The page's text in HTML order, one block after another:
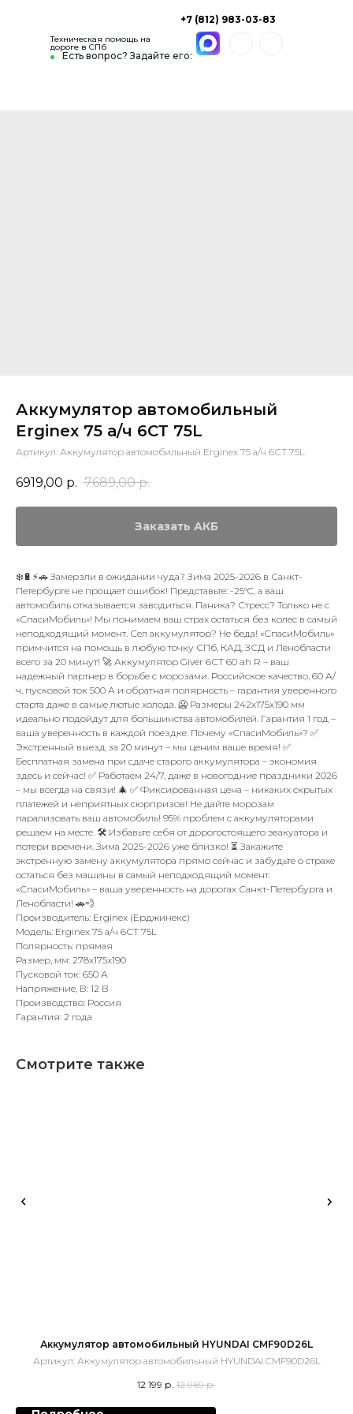
Есть вопрос? Задайте его:
+7 (812) 983-03-83
Техническая помощь на
дороге в СПб
Аккумулятор автомобильный
Erginex 75 а/ч 6СТ 75L
Артикул: Аккумулятор автомобильный Erginex 75 а/ч 6СТ 75L
6919,00 р. 7689,00 р.
Заказать АКБ
❄️🔋⚡🚗 Замерзли в ожидании чуда? Зима 2025-2026 в Санкт-
Петербурге не прощает ошибок! Представьте: -25°C, а ваш
автомобиль отказывается заводиться. Паника? Стресс? Только не с
«СпасиМобиль»! Мы понимаем ваш страх остаться без колес в самый
неподходящий момент. Сел аккумулятор? Не беда! «СпасиМобиль»
примчится на помощь в любую точку СПб, КАД, ЗСД и Ленобласти
всего за 20 минут! 🚀 Аккумулятор Giver 6СТ 60 ah R – ваш
надежный партнер в борьбе с морозами. Российское качество, 60 А/
ч, пусковой ток 500 А и обратная полярность – гарантия уверенного
старта даже в самые лютые холода. 🥶 Размеры 242x175x190 мм
идеально подойдут для большинства автомобилей. Гарантия 1 год –
ваша уверенность в каждой поездке. Почему «СпасиМобиль»? ✅
Экстренный выезд за 20 минут – мы ценим ваше время! ✅
Бесплатная замена при сдаче старого аккумулятора – экономия
здесь и сейчас! ✅ Работаем 24/7, даже в новогодние праздники 2026
– мы всегда на связи! 🎄 ✅ Фиксированная цена – никаких скрытых
платежей и неприятных сюрпризов! Не дайте морозам
парализовать ваш автомобиль! 95% проблем с аккумуляторами
решаем на месте. 🛠️ Избавьте себя от дорогостоящего эвакуатора и
потери времени. Зима 2025-2026 уже близко! ⏳ Закажите
экстренную замену аккумулятора прямо сейчас и забудьте о страхе
остаться без машины в самый неподходящий момент.
«СпасиМобиль» – ваша уверенность на дорогах Санкт-Петербурга и
Ленобласти! 🚗💨
Производитель: Erginex (Ерджинекс)
Модель: Erginex 75 а/ч 6СТ 75L
Полярность: прямая
Размер, мм: 278x175x190
Пусковой ток: 650 А
Напряжение, В: 12 В
Производство: Россия
Гарантия: 2 года
Смотрите также
Аккумулятор автомобильный HYUNDAI CMF90D26L
Артикул: Аккумулятор автомобильный HYUNDAI CMF90D26L
12 199 р. 12 969 р.